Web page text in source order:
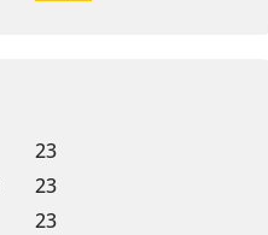
23
23
23